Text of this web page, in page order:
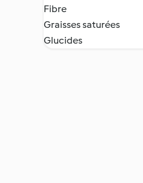
Fibre
Graisses saturées
Glucides